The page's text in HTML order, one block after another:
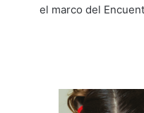
el marco del